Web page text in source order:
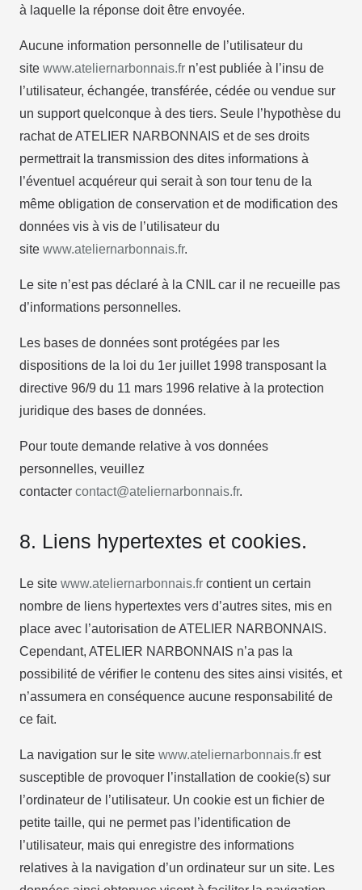
à laquelle la réponse doit être envoyée.
Aucune information personnelle de l’utilisateur du
site www.ateliernarbonnais.fr n’est publiée à l’insu de
l’utilisateur, échangée, transférée, cédée ou vendue sur
un support quelconque à des tiers. Seule l’hypothèse du
rachat de ATELIER NARBONNAIS et de ses droits
permettrait la transmission des dites informations à
l’éventuel acquéreur qui serait à son tour tenu de la
même obligation de conservation et de modification des
données vis à vis de l’utilisateur du
site www.ateliernarbonnais.fr.
Le site n’est pas déclaré à la CNIL car il ne recueille pas
d’informations personnelles.
Les bases de données sont protégées par les
dispositions de la loi du 1er juillet 1998 transposant la
directive 96/9 du 11 mars 1996 relative à la protection
juridique des bases de données.
Pour toute demande relative à vos données
personnelles, veuillez
contacter contact@ateliernarbonnais.fr.
8. Liens hypertextes et cookies.
Le site www.ateliernarbonnais.fr contient un certain
nombre de liens hypertextes vers d’autres sites, mis en
place avec l’autorisation de ATELIER NARBONNAIS.
Cependant, ATELIER NARBONNAIS n’a pas la
possibilité de vérifier le contenu des sites ainsi visités, et
n’assumera en conséquence aucune responsabilité de
ce fait.
La navigation sur le site www.ateliernarbonnais.fr est
susceptible de provoquer l’installation de cookie(s) sur
l’ordinateur de l’utilisateur. Un cookie est un fichier de
petite taille, qui ne permet pas l’identification de
l’utilisateur, mais qui enregistre des informations
relatives à la navigation d’un ordinateur sur un site. Les